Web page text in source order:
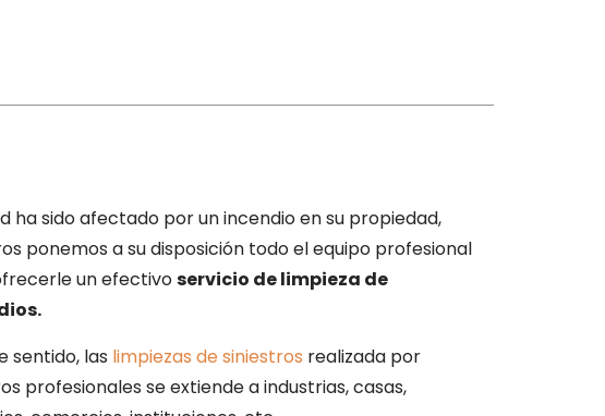
ha sido afectado por un incendio en su propiedad,
ponemos a su disposición todo el equipo profesional
un efectivoservicio de limpieza de
sentido, las limpiezas de siniestros realizada por
profesionales se extiende a industrias, casas,